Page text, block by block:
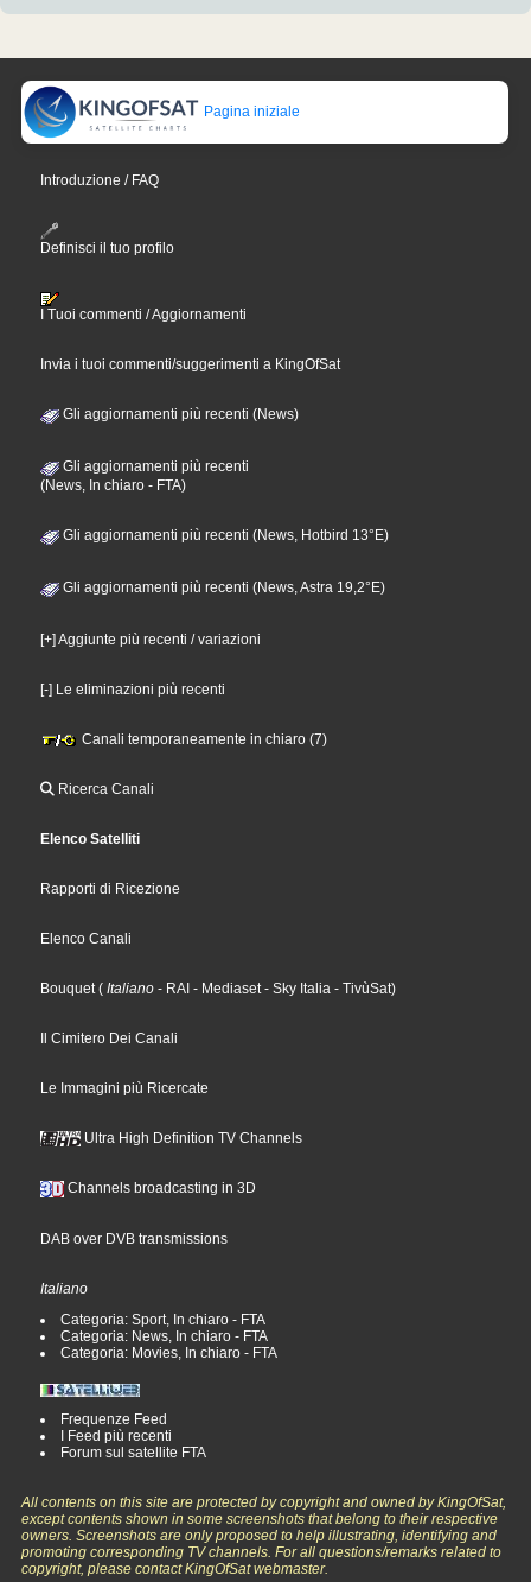
Pagina iniziale
Introduzione / FAQ
Definisci il tuo profilo
I Tuoi commenti / Aggiornamenti
Invia i tuoi commenti/suggerimenti a KingOfSat
Gli aggiornamenti più recenti (News)
Gli aggiornamenti più recenti
(News, In chiaro - FTA)
Gli aggiornamenti più recenti (News, Hotbird 13°E)
Gli aggiornamenti più recenti (News, Astra 19,2°E)
[+] Aggiunte più recenti / variazioni
[-] Le eliminazioni più recenti
Canali temporaneamente in chiaro (7)
Ricerca Canali
Elenco Satelliti
Rapporti di Ricezione
Elenco Canali
Bouquet( Italiano - RAI - Mediaset- Sky Italia - TivùSat)
Il Cimitero Dei Canali
Le Immagini più Ricercate
Ultra High Definition TV Channels
Channels broadcasting in 3D
DAB over DVB transmissions
Italiano
Categoria: Sport, In chiaro - FTA
Categoria: News, In chiaro - FTA
Categoria: Movies, In chiaro - FTA
Frequenze Feed
I Feed più recenti
Forum sul satellite FTA
All contents on this site are protected by copyright and owned by KingOfSat,
except contents shown in some screenshots that belong to their respective
owners. Screenshots are only proposed to help illustrating, identifying and
promoting corresponding TV channels. For all questions/remarks related to
copyright, please contact KingOfSat webmaster.